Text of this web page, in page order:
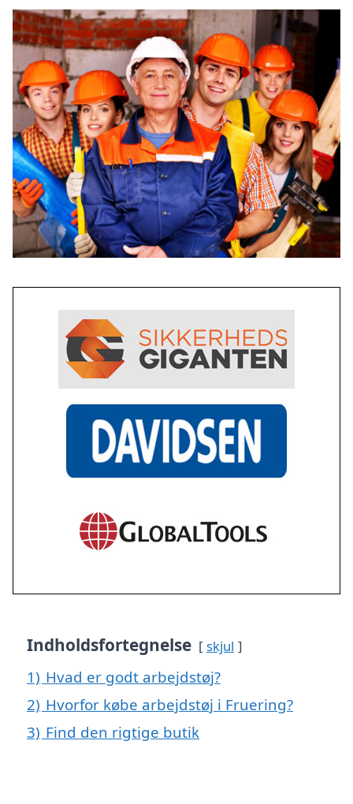
Indholdsfortegnelse skjul
1) Hvad er godt arbejdstøj?
2) Hvorfor købe arbejdstøj i Fruering?
3) Find den rigtige butik